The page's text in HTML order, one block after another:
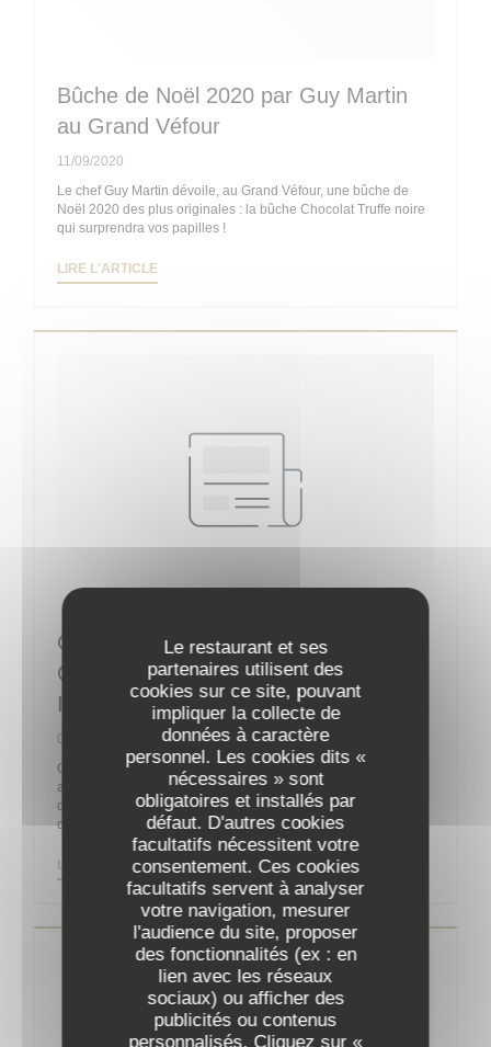
Le restaurant et ses
partenaires utilisent des
cookies sur ce site, pouvant
impliquer la collecte de
données à caractère
personnel. Les cookies dits «
nécessaires » sont
obligatoires et installés par
défaut. D'autres cookies
facultatifs nécessitent votre
consentement. Ces cookies
facultatifs servent à analyser
votre navigation, mesurer
l'audience du site, proposer
des fonctionnalités (ex : en
lien avec les réseaux
sociaux) ou afficher des
publicités ou contenus
personnalisés. Cliquez sur «
Bûche de Noël 2020 par Guy Martin
au Grand Véfour
11/09/2020
Le chef Guy Martin dévoile, au Grand Véfour, une bûche de
Noël 2020 des plus originales : la bûche Chocolat Truffe noire
qui surprendra vos papilles !
LIRE L'ARTICLE
Guy Martin : “La Reprise Sera
Compliquée Sans La Clientèle
Internationale”
06/05/2020
On ne présente plus le chef Guy Martin, un des célèbres
acteurs de la gastronomie française, propriétaire et chef
d’orchestre du Grand Véfour depuis 2011 après y être entré
comme directeur en 1991 pour la famille Jean Taittinger.
LIRE L'ARTICLE((OUVRE UNE NOUVELLE FENÊTRE))